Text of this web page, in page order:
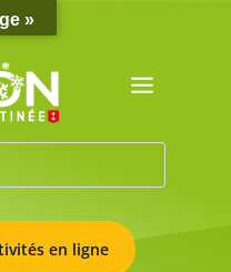
en ligne
»